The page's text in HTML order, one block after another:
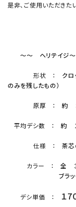
是非、ご使用いただきた
～～ ヘリテイジ
形状 ： クロ
のみを残したもの）
原厚 ：約
平均デシ数 ：約
仕様 ：茶芯
カラー ：全
ブラック、バー
デシ単価 ： １7